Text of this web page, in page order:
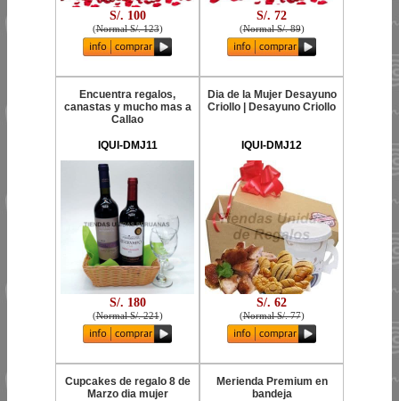
S/. 100
(Normal S/. 123)
S/. 72
(Normal S/. 89)
Encuentra regalos,
canastas y mucho mas a
Callao
IQUI-DMJ11
S/. 180
(Normal S/. 221)
Dia de la Mujer Desayuno
Criollo | Desayuno Criollo
IQUI-DMJ12
S/. 62
(Normal S/. 77)
Cupcakes de regalo 8 de
Marzo dia mujer
Merienda Premium en
bandeja